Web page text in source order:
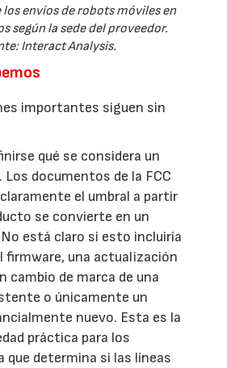
envíos de robots móviles en
según la sede del proveedor.
Interact Analysis.
importantes siguen sin
qué se considera un
Los documentos de la FCC
el umbral a partir
se convierte en un
está claro si esto incluiría
firmware, una actualización
cambio de marca de una
o únicamente un
nuevo. Esta es la
práctica para los
que determina si las líneas